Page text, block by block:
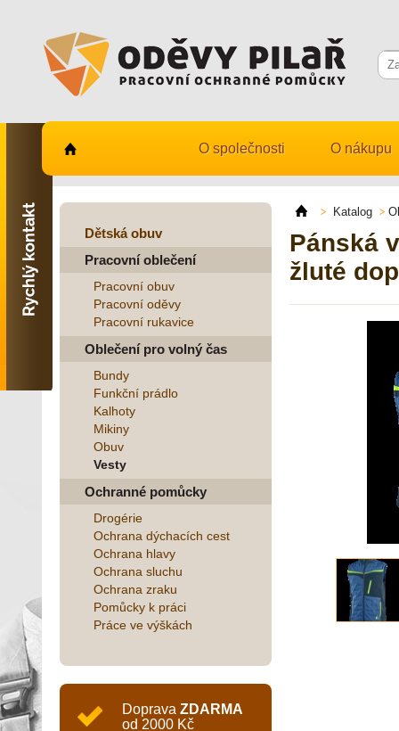
O společnosti O nákupu
Dětská obuv
Pracovní oblečení
Pracovní obuv
Pracovní oděvy
Pracovní rukavice
Oblečení pro volný čas
Bundy
Funkční prádlo
Kalhoty
Mikiny
Obuv
Vesty
Ochranné pomůcky
Drogérie
Ochrana dýchacích cest
Ochrana hlavy
Ochrana sluchu
Ochrana zraku
Pomůcky k práci
Práce ve výškách
Doprava ZDARMA
od 2000 Kč
Katalog
Pánská
žluté
Kontaktujte nás
731 482 530
info@odevy-pilar.cz
Provozovna:
Hradec Králové
Provozovna:
Hradec Králové